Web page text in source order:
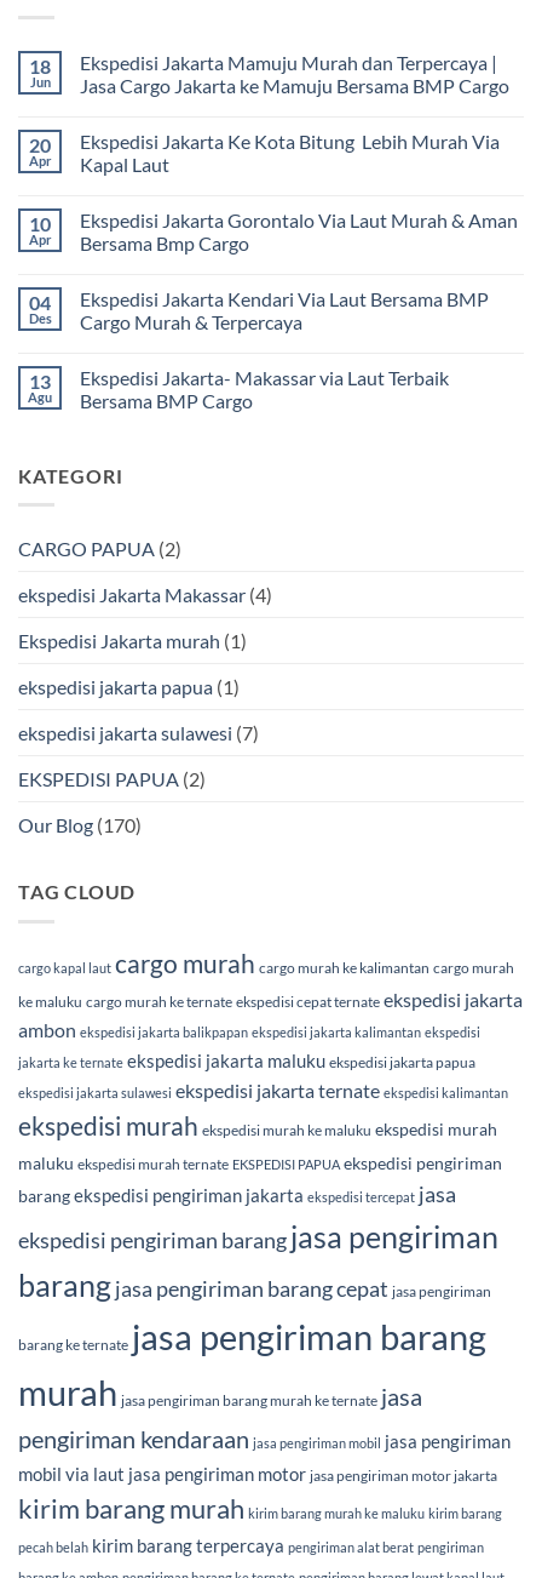
18
Jun
Ekspedisi Jakarta Mamuju Murah dan Terpercaya |
Jasa Cargo Jakarta ke Mamuju Bersama BMP Cargo
komentar
pada
Ekspedisi
Murah
dan
Terpercaya
Cargo
Jakarta
ke
BMP
Cargo
20
Apr
Ekspedisi Jakarta Ke Kota Bitung Lebih Murah Via
Kapal Laut
komentar
pada
Ekspedisi
Kota
Bitung
Lebih
Kapal
Laut
10
Apr
Ekspedisi Jakarta Gorontalo Via Laut Murah & Aman
Bersama Bmp Cargo
komentar
pada
Ekspedisi
Via
Laut
Murah
Bmp
Cargo
04
Des
Ekspedisi Jakarta Kendari Via Laut Bersama BMP
Cargo Murah & Terpercaya
komentar
pada
Ekspedisi
Laut
Bersama
&
13
Agu
Ekspedisi Jakarta- Makassar via Laut Terbaik
Bersama BMP Cargo
pada
Ekspedisi
Laut
BMP
KATEGORI
CARGO PAPUA (2)
ekspedisi Jakarta Makassar (4)
Ekspedisi Jakarta murah (1)
ekspedisi jakarta papua (1)
ekspedisi jakarta sulawesi (7)
EKSPEDISI PAPUA (2)
Our Blog (170)
TAG CLOUD
cargo kapal laut cargo murah cargo murah ke kalimantan cargo murah
ke maluku cargo murah ke ternate ekspedisi cepat ternate ekspedisi jakarta
ambon ekspedisi jakarta balikpapan ekspedisi jakarta kalimantan ekspedisi
jakarta ke ternate ekspedisi jakarta maluku ekspedisi jakarta papua
ekspedisi jakarta sulawesi ekspedisi jakarta ternate ekspedisi kalimantan
ekspedisi murah ekspedisi murah ke maluku ekspedisi murah
maluku ekspedisi murah ternate EKSPEDISI PAPUA ekspedisi pengiriman
barangekspedisi pengiriman jakarta ekspedisi tercepat jasa
ekspedisi pengiriman barangjasa pengiriman
barangjasa pengiriman barang cepat jasa pengiriman
barang ke ternate jasa pengiriman barang
murah jasa pengiriman barang murah ke ternate jasa
pengiriman kendaraan jasa pengiriman mobil jasa pengiriman
mobil via laut jasa pengiriman motor jasa pengiriman motor jakarta
kirim barang murah kirim barang murah ke maluku kirim barang
pecah belah kirim barang terpercaya pengiriman alat berat pengiriman